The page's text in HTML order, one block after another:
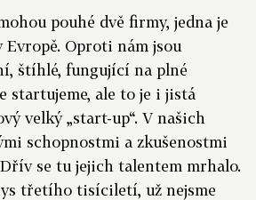
pouhé dvě firmy, jedna je
Evropě. Oproti nám jsou
štíhlé, fungující na plné
startujeme, ale to je i jistá
velký „start-up“. V našich
schopnostmi a zkušenostmi
Dřív se tu jejich talentem mrhalo.
třetího tisíciletí, už nejsme